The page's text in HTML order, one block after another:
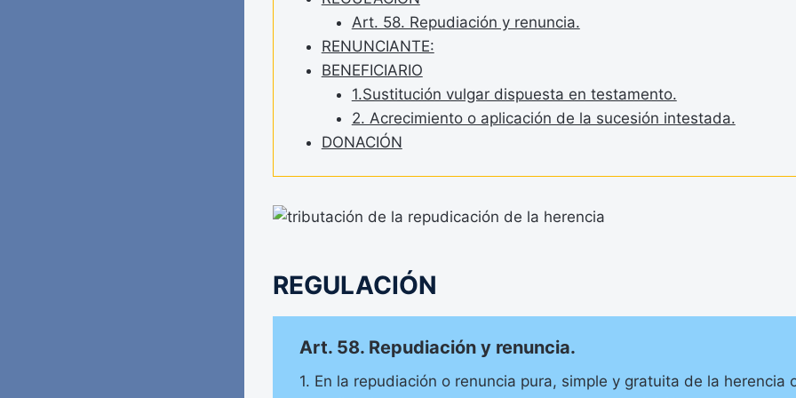
Art. 58. Repudiación y renuncia.
RENUNCIANTE:
BENEFICIARIO
1.Sustitución vulgar dispuesta en testamento.
2. Acrecimiento o aplicación de la sucesión intestada.
DONACIÓN
REGULACIÓN
Art. 58. Repudiación y renuncia.
1. En la repudiación o renuncia pura, simple y gratuita de la herencia